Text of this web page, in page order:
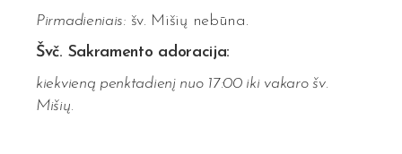
Pirmadieniais:šv. Mišių nebūna.
Švč. Sakramento adoracija:
kiekvieną penktadienį nuo 17:00 iki vakaro šv.
Mišių.